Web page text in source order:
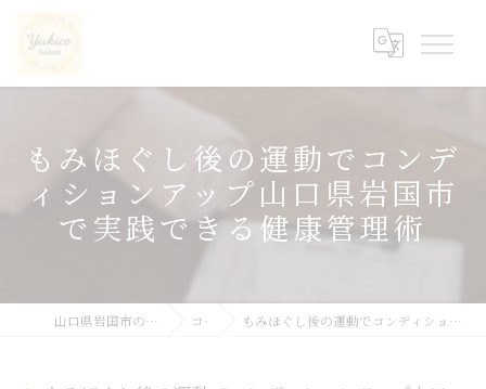
もみほぐし後の運動でコンデ
ィションアップ山口県岩国市
で実践できる健康管理術
山口県岩国市の整体ならyukicoサロン コラム もみほぐし後の運動でコンディションアップ山口県岩国市で実践できる健康管理術